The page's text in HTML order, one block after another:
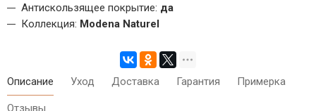
Антискользящее покрытие: да
Коллекция: Modena Naturel
Описание Уход Доставка Гарантия Примерка
Отзывы